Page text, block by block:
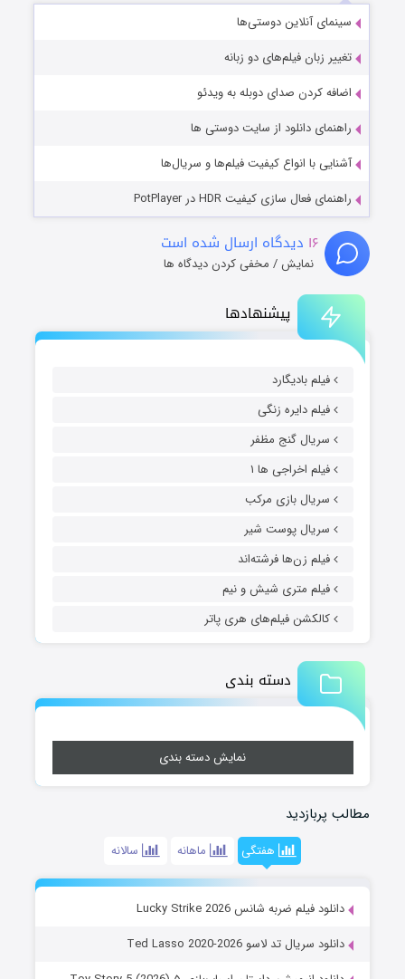
پیشنهادها
فیلم بادیگارد
فیلم دایره زنگی
سریال گنج مظفر
فیلم اخراجی ها ۱
سریال بازی مرکب
سریال پوست شیر
فیلم زن‌ها فرشته‌اند
فیلم متری شیش و نیم
کالکشن فیلم‌های هری پاتر
دسته بندی
نمایش دسته بندی
مطالب پربازدید
هفتگی ماهانه سالانه
دانلود فیلم ضربه شانس Lucky Strike 2026
دانلود سریال تد لاسو Ted Lasso 2020-2026
سینمای آنلاین دوستی‌ها
تغییر زبان فیلم‌های دو زبانه
اضافه کردن صدای دوبله به ویدئو
راهنمای دانلود از سایت دوستی ها
آشنایی با انواع کیفیت فیلم‌ها و سریال‌ها
راهنمای فعال سازی کیفیت HDR در PotPlayer
۱۶ دیدگاه ارسال شده است
نمایش / مخفی کردن دیدگاه ها